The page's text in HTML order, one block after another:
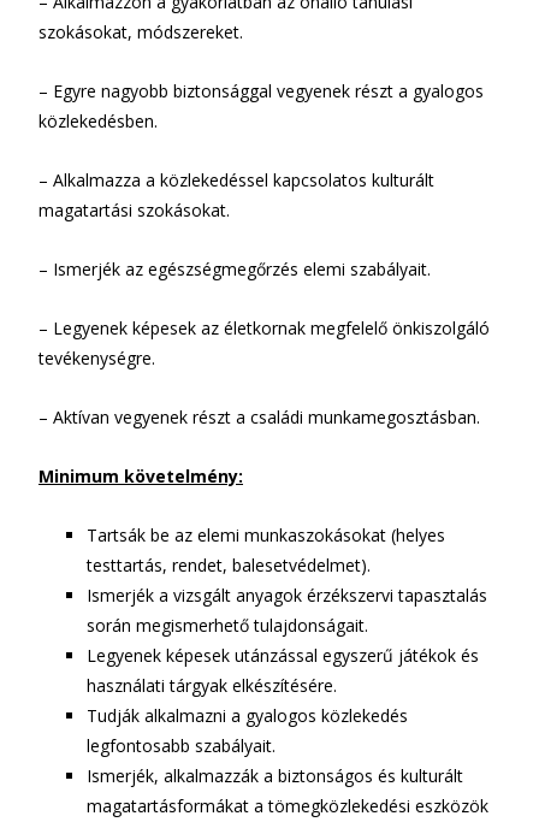
szokásokat, módszereket.
– Egyre nagyobb biztonsággal vegyenek részt a gyalogos
közlekedésben.
– Alkalmazza a közlekedéssel kapcsolatos kulturált
magatartási szokásokat.
– Ismerjék az egészségmegőrzés elemi szabályait.
– Legyenek képesek az életkornak megfelelő önkiszolgáló
tevékenységre.
– Aktívan vegyenek részt a családi munkamegosztásban.
Minimum követelmény:
Tartsák be az elemi munkaszokásokat (helyes
testtartás, rendet, balesetvédelmet).
Ismerjék a vizsgált anyagok érzékszervi tapasztalás
során megismerhető tulajdonságait.
Legyenek képesek utánzással egyszerű játékok és
használati tárgyak elkészítésére.
Tudják alkalmazni a gyalogos közlekedés
legfontosabb szabályait.
Ismerjék, alkalmazzák a biztonságos és kulturált
magatartásformákat a tömegközlekedési eszközök